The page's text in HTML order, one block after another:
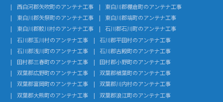
西白河郡矢吹町のアンテナ工事
東白川郡棚倉町のアンテナ工事
東白川郡矢祭町のアンテナ工事
東白川郡塙町のアンテナ工事
東白川郡鮫川村のアンテナ工事
石川郡石川町のアンテナ工事
石川郡玉川村のアンテナ工事
石川郡平田村のアンテナ工事
石川郡浅川町のアンテナ工事
石川郡古殿町のアンテナ工事
田村郡三春町のアンテナ工事
田村郡小野町のアンテナ工事
双葉郡広野町のアンテナ工事
双葉郡楢葉町のアンテナ工事
双葉郡富岡町のアンテナ工事
双葉郡川内村のアンテナ工事
双葉郡大熊町のアンテナ工事
双葉郡浪江町のアンテナ工事